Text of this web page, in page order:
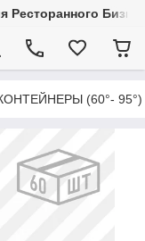
Ресторанного
(60°- 95°)